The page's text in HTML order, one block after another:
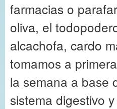
farmacias o
oliva, el
alcachofa, cardo
tomamos a
la semana a base
sistema digestivo